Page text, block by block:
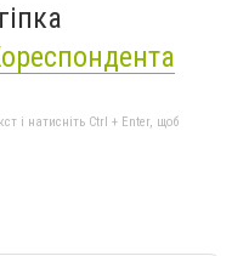
і натисніть Ctrl + Enter, щоб